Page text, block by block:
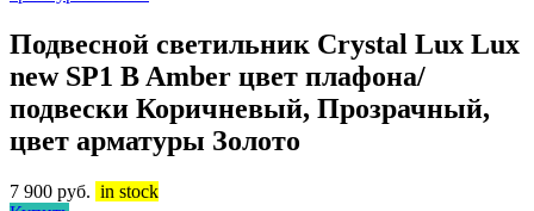
Подвесной светильник Crystal Lux Lux
new SP1 B Amber цвет плафона/
подвески Коричневый, Прозрачный,
цвет арматуры Золото
7 900 руб. in stock